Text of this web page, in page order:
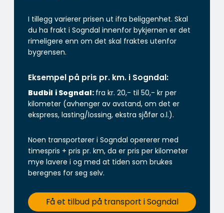
I tillegg varierer prisen ut ifra beliggenhet. Skal
du ha frakt i Sogndal innenfor bykjernen er det
rimeligere enn om det skal fraktes utenfor
bygrensen.
Eksempel på pris pr. km. i Sogndal:
Budbil i Sogndal: fra kr. 20,- til 50,- kr per
kilometer (avhenger av avstand, om det er
ekspress, lasting/lossing, ekstra sjåfør o.l.).
Noen transportører i Sogndal opererer med
timespris + pris pr. km, da er pris per kilometer
mye lavere i og med at tiden som brukes
beregnes for seg selv.
Få et tilbud på transport i Sogndal